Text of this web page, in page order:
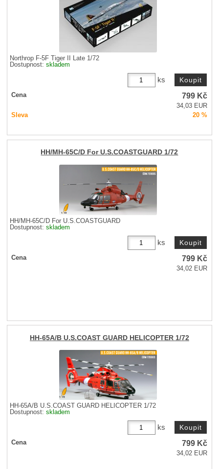
Northrop F-5F Tiger II Late 1/72
Dostupnost:skladem
ks
Cena 799 Kč
34,03 EUR
Sleva
20 %
HH/MH-65C/D For U.S.COASTGUARD 1/72
HH/MH-65C/D For U.S.COASTGUARD
Dostupnost:skladem
ks
Cena 799 Kč
34,02 EUR
HH-65A/B U.S.COAST GUARD HELICOPTER 1/72
HH-65A/B U.S.COAST GUARD HELICOPTER 1/72
Dostupnost:skladem
ks
Cena 799 Kč
34,02 EUR